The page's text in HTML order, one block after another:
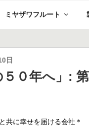
ミヤザワフルート
日
５０年へ」:
共に幸せを届ける会社＊